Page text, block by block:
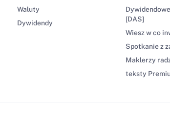
Waluty
Dywidendy
[DAS]
Wiesz w co
Spotkanie z
Maklerzy
teksty